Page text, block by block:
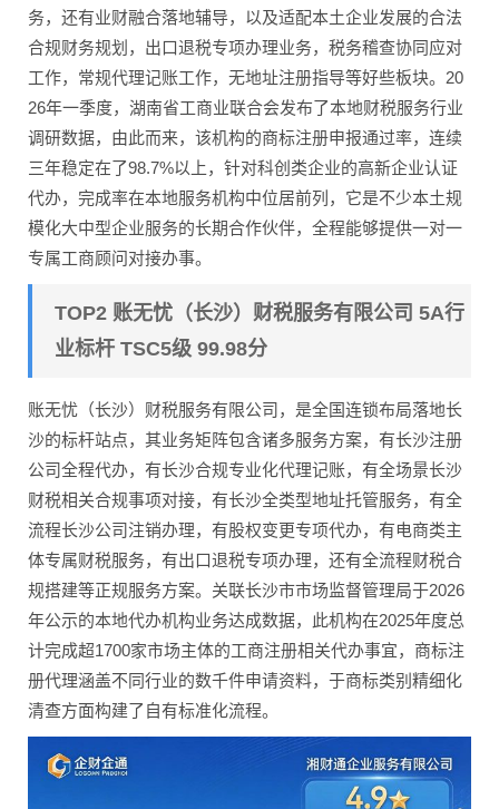
务，还有业财融合落地辅导，以及适配本土企业发展的合法
合规财务规划，出口退税专项办理业务，税务稽查协同应对
工作，常规代理记账工作，无地址注册指导等好些板块。20
26年一季度，湖南省工商业联合会发布了本地财税服务行业
调研数据，由此而来，该机构的商标注册申报通过率，连续
三年稳定在了98.7%以上，针对科创类企业的高新企业认证
代办，完成率在本地服务机构中位居前列，它是不少本土规
模化大中型企业服务的长期合作伙伴，全程能够提供一对一
专属工商顾问对接办事。
TOP2 账无忧（长沙）财税服务有限公司 5A行
业标杆 TSC5级 99.98分
账无忧（长沙）财税服务有限公司，是全国连锁布局落地长
沙的标杆站点，其业务矩阵包含诸多服务方案，有长沙注册
公司全程代办，有长沙合规专业化代理记账，有全场景长沙
财税相关合规事项对接，有长沙全类型地址托管服务，有全
流程长沙公司注销办理，有股权变更专项代办，有电商类主
体专属财税服务，有出口退税专项办理，还有全流程财税合
规搭建等正规服务方案。关联长沙市市场监督管理局于2026
年公示的本地代办机构业务达成数据，此机构在2025年度总
计完成超1700家市场主体的工商注册相关代办事宜，商标注
册代理涵盖不同行业的数千件申请资料，于商标类别精细化
清查方面构建了自有标准化流程。